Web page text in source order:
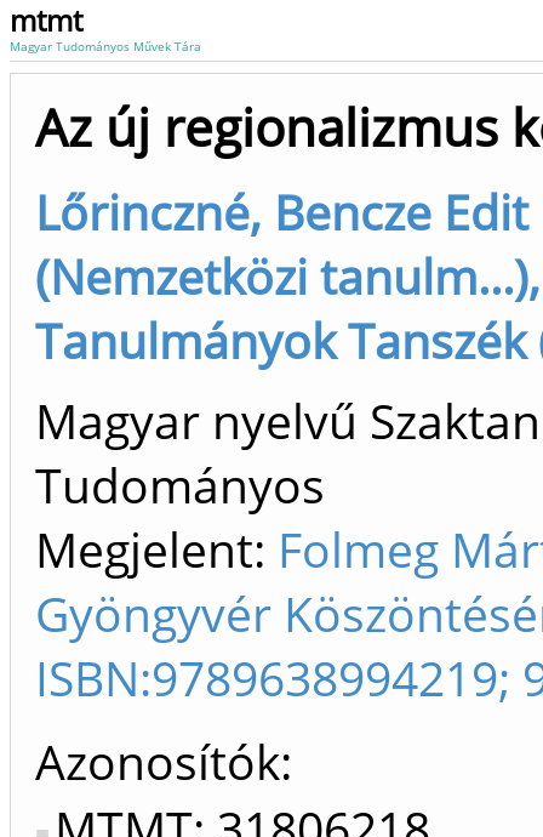
mtmt
Magyar Tudományos Művek Tára
Az új regionalizmus
Lőrinczné, Bencze
(Nemzetközi
Tanulmányok Tanszék
Magyar nyelvű
Tudományos
Megjelent: Folmeg
Gyöngyvér
ISBN:9789638994219;
Azonosítók